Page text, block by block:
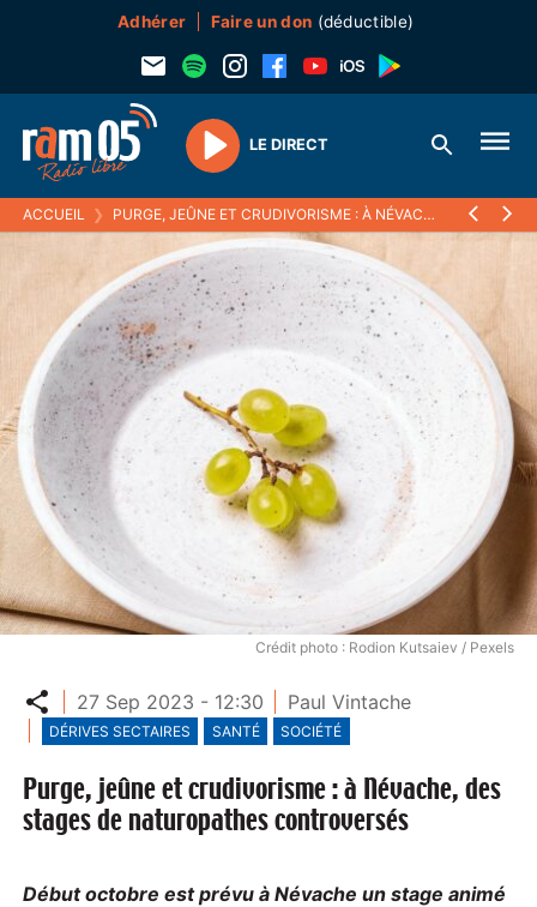
Adhérer Faire un don (déductible)
Play
LE DIRECT
ACCUEIL ❯ PURGE, JEÛNE ET CRUDIVORISME : À NÉVACHE, DES STAGES DE NATUROPATHES CONTROVERSÉS
Crédit photo : Rodion Kutsaiev / Pexels
Partager
27 Sep 2023 - 12:30 Paul Vintache
DÉRIVES SECTAIRES SANTÉ SOCIÉTÉ
Purge, jeûne et crudivorisme : à Névache, des
stages de naturopathes controversés
Début octobre est prévu à Névache un stage animé